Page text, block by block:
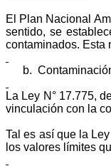
El Plan Nacional
sentido, se
contaminados. Esta
b.
La Ley N° 17.775,
vinculación con la
Tal es así que la
los valores límites